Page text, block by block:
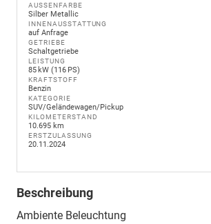
AUSSENFARBE
Silber Metallic
INNENAUSSTATTUNG
auf Anfrage
GETRIEBE
Schaltgetriebe
LEISTUNG
85 kW (116 PS)
KRAFTSTOFF
Benzin
KATEGORIE
SUV/Geländewagen/Pickup
KILOMETERSTAND
10.695 km
ERSTZULASSUNG
20.11.2024
Beschreibung
Ambiente Beleuchtung